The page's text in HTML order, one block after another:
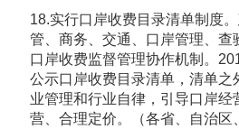
18.实行口岸收费目录清单制度
管、商务、交通、口岸管理、查
口岸收费监督管理协作机制。
公示口岸收费目录清单，清单之
业管理和行业自律，引导口岸经
营、合理定价。（各省、自治区